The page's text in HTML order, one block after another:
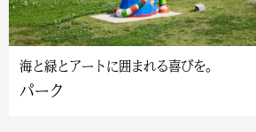
海と緑とアートに囲まれる喜びを。
パーク